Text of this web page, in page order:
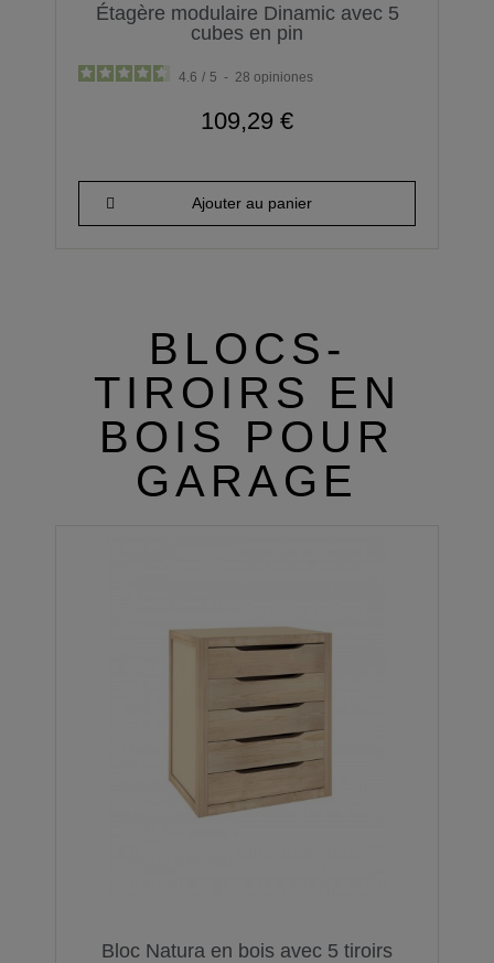
Étagère modulaire Dinamic avec 5
cubes en pin
4.6 / 5 - 28 opiniones
109,29 €
Ajouter au panier
BLOCS-
TIROIRS EN
BOIS POUR
GARAGE
Bloc Natura en bois avec 5 tiroirs